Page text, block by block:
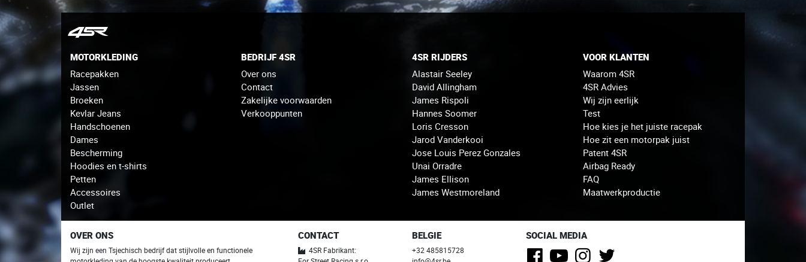
MOTORKLEDING
Racepakken
Jassen
Broeken
Kevlar Jeans
Handschoenen
Dames
Bescherming
Hoodies en t-shirts
Petten
Accessoires
Outlet
BEDRIJF 4SR
Over ons
Contact
Zakelijke voorwaarden
Verkooppunten
4SR RIJDERS
Alastair Seeley
David Allingham
James Rispoli
Hannes Soomer
Loris Cresson
Jarod Vanderkooi
Jose Louis Perez Gonzales
Unai Orradre
James Ellison
James Westmoreland
VOOR KLANTEN
Waarom 4SR
4SR Advies
Wij zijn eerlijk
Test
Hoe kies je het juiste racepak
Hoe zit een motorpak juist
Patent 4SR
Airbag Ready
FAQ
Maatwerkproductie
OVER ONS
Wij zijn een Tsjechisch bedrijf dat stijlvolle en functionele
CONTACT
4SR Fabrikant:
BELGIE
+32 485815728
SOCIAL MEDIA